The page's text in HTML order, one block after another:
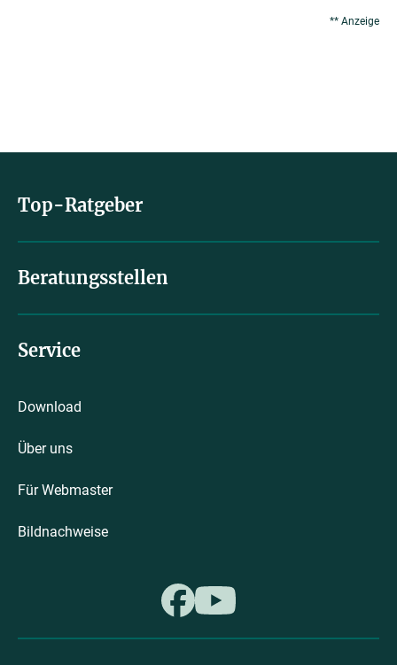
** Anzeige
Top-Ratgeber
Beratungsstellen
Service
Download
Über uns
Für Webmaster
Bildnachweise